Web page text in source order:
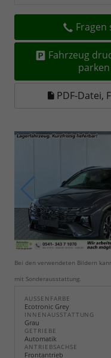
Fahrzeug
PDF-Datei,
Bei den verwendeten Bildern
mit Sonderausstattung.
AUSSENFARBE
Ecotronic Grey
INNENAUSSTATTUNG
Grau
GETRIEBE
Automatik
ANTRIEBSACHSE
Frontantrieb